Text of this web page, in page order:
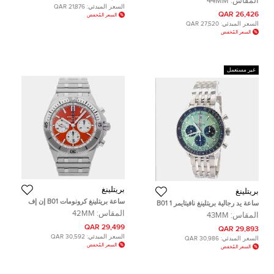
الفولاذ المقاوم للصدأ والذهب الوردي
للرجال 44 مم
26,426 QAR
السعر المبدئي: 27,520 QAR
السعر المُخفض
السعر المبدئي: 21,876 QAR
السعر المُخفض
غير مستعمل
بريتلينغ
ساعة يد رجالية بريتلينغ نافيتايمر 1 B01
كرونوغراف 43 AB0138241L1A1
أوتوماتيك أخضر ستانلس ستيل 43 مم
المقاس: 43MM
29,893 QAR
السعر المبدئي: 30,986 QAR
السعر المُخفض
بريتلينغ
ساعة بريتلينغ كرونومات B01 إن إف
إل دنفر برونكوس AB01342B1O2A1
مستعملة
المقاس: 42MM
29,499 QAR
السعر المبدئي: 30,592 QAR
السعر المُخفض